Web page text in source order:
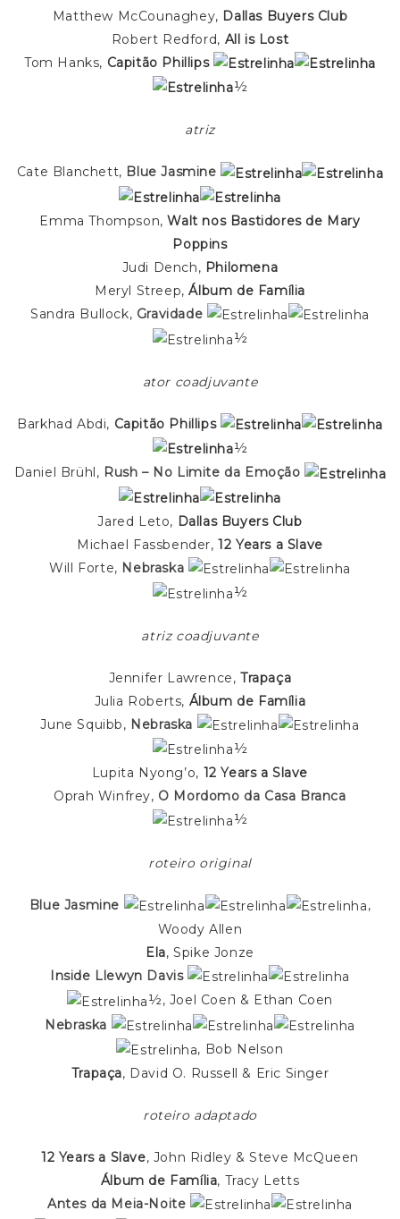
Matthew McCounaghey, Dallas Buyers Club
Robert Redford, All is Lost
Tom Hanks, Capitão Phillips
½
atriz
Cate Blanchett, Blue Jasmine
Emma Thompson,Walt nos Bastidores de Mary
Poppins
Judi Dench, Philomena
Meryl Streep,Álbum de Família
Sandra Bullock, Gravidade
½
ator coadjuvante
Barkhad Abdi, Capitão Phillips
½
Daniel Brühl, Rush – No Limite da Emoção
Jared Leto, Dallas Buyers Club
Michael Fassbender,12 Years a Slave
Will Forte, Nebraska
½
atriz coadjuvante
Jennifer Lawrence,Trapaça
Julia Roberts, Álbum de Família
June Squibb, Nebraska
½
Lupita Nyong’o, 12 Years a Slave
Oprah Winfrey, O Mordomo da Casa Branca
½
roteiro original
Blue Jasmine
,
Woody Allen
Ela, Spike Jonze
Inside Llewyn Davis
½, Joel Coen & Ethan Coen
Nebraska
, Bob Nelson
Trapaça, David O. Russell & Eric Singer
roteiro adaptado
12 Years a Slave, John Ridley & Steve McQueen
Álbum de Família, Tracy Letts
Antes da Meia-Noite